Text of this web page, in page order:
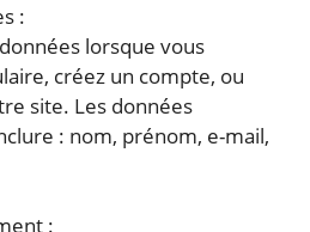
:
lorsque vous
créez un compte, ou
site. Les données
: nom, prénom, e-mail,
: